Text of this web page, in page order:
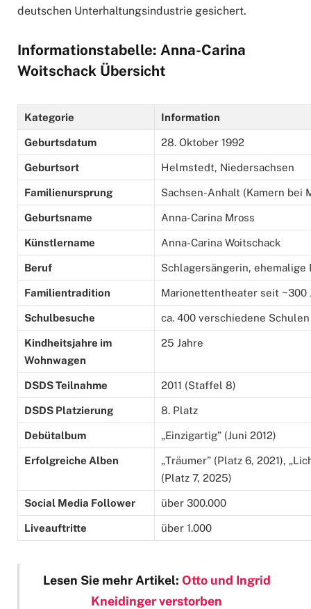
deutschen Unterhaltungsindustrie gesichert.
Informationstabelle: Anna-Carina
Woitschack Übersicht
Kategorie Information
Geburtsdatum 28. Oktober 1992
Geburtsort Helmstedt, Niedersachsen
Familienursprung Sachsen-Anhalt (Kamern bei
Geburtsname Anna-Carina Mross
Künstlername Anna-Carina Woitschack
Beruf Schlagersängerin, ehemalige
Familientradition Marionettentheater seit ~300
Schulbesuche ca. 400 verschiedene Schulen
Kindheitsjahre im
Wohnwagen
25 Jahre
DSDS Teilnahme 2011 (Staffel 8)
DSDS Platzierung 8. Platz
Debütalbum „Einzigartig” (Juni 2012)
Erfolgreiche Alben
„Träumer” (Platz 6, 2021),
(Platz 7, 2025)
Social Media Follower über 300.000
Liveauftritte über 1.000
Lesen Sie mehr Artikel: Otto und Ingrid
Kneidinger verstorben